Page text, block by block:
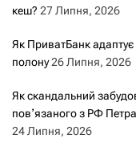
кеш? 27 Липня, 2026
Як ПриватБанк адаптує
полону26 Липня, 2026
Як скандальний
повʼязаного з РФ
24 Липня, 2026